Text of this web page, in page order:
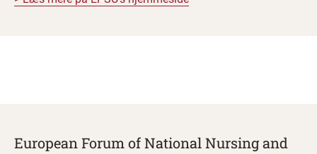
European Forum of National Nursing and